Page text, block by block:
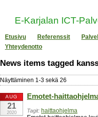
E-Karjalan ICT-
Etusivu Referenssit
Yhteydenotto
News items tagged
Näyttäminen 1-3 sekä 26
AUG
21
2020
Emotet-
Tagit: haittaohjelma